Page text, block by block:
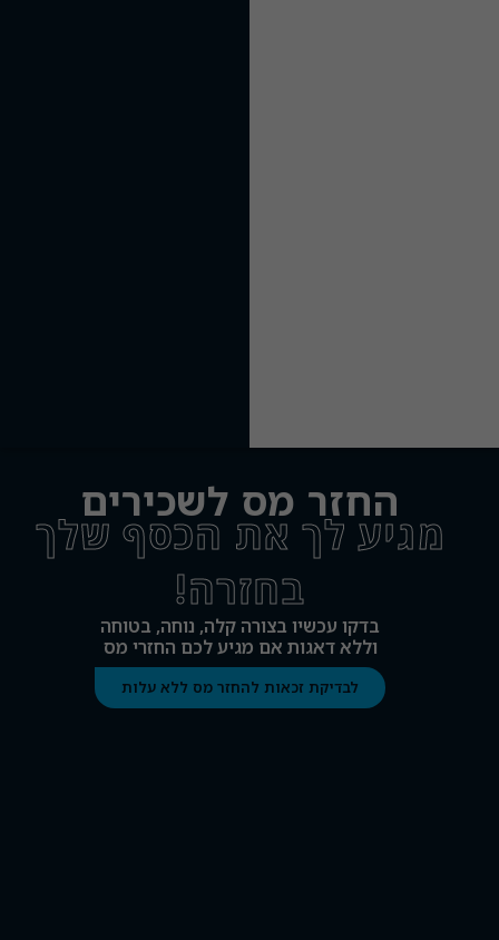
החזר מס לשכירים​
מגיע לך את הכסף שלך
בחזרה!​
בדקו עכשיו בצורה קלה, נוחה, בטוחה
וללא דאגות אם מגיע לכם החזרי מס
לבדיקת זכאות להחזר מס ללא עלות